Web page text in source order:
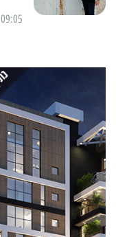
09:05 | 27/03/2025